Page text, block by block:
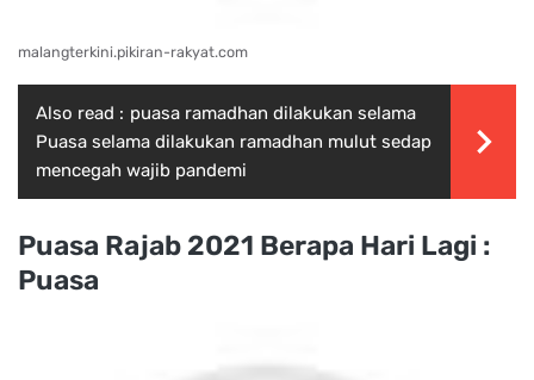
malangterkini.pikiran-rakyat.com
Also read : puasa ramadhan dilakukan selama
Puasa selama dilakukan ramadhan mulut sedap
mencegah wajib pandemi
Puasa Rajab 2021 Berapa Hari Lagi :
Puasa